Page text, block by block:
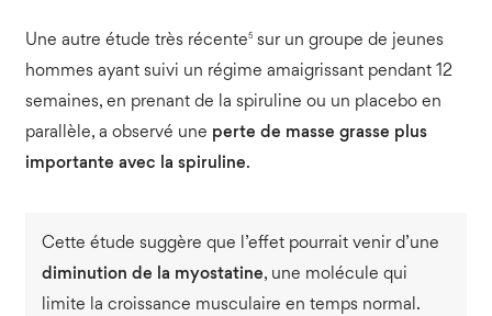
Une autre étude très récente5sur un groupe de jeunes
hommes ayant suivi un régime amaigrissant pendant 12
semaines, en prenant de la spiruline ou un placebo en
parallèle, a observé une perte de masse grasse plus
importante avec la spiruline.
Cette étude suggère que l’effet pourrait venir d’une
diminution de la myostatine, une molécule qui
limite la croissance musculaire en temps normal.